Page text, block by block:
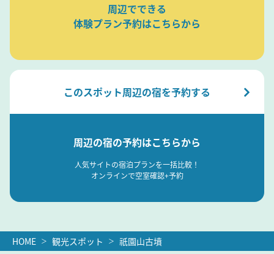
周辺でできる
体験プラン予約はこちらから
このスポット周辺の宿を予約する
周辺の宿の予約はこちらから
人気サイトの宿泊プランを一括比較！
オンラインで空室確認+予約
HOME 観光スポット 祇園山古墳